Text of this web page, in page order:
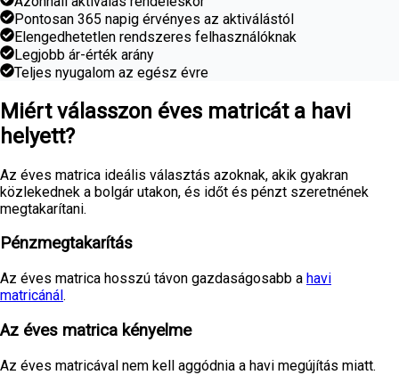
Pontosan 365 napig érvényes az aktiválástól
Elengedhetetlen rendszeres felhasználóknak
Legjobb ár-érték arány
Teljes nyugalom az egész évre
Miért válasszon éves matricát a havi
helyett?
Az éves matrica ideális választás azoknak, akik gyakran
közlekednek a bolgár utakon, és időt és pénzt szeretnének
megtakarítani.
Pénzmegtakarítás
Az éves matrica hosszú távon gazdaságosabb a havi
matricánál.
Az éves matrica kényelme
Az éves matricával nem kell aggódnia a havi megújítás miatt.